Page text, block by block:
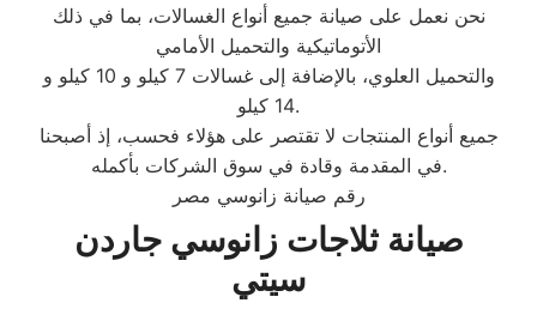
نحن نعمل على صيانة جميع أنواع الغسالات، بما في ذلك
الأتوماتيكية والتحميل الأمامي
والتحميل العلوي، بالإضافة إلى غسالات 7 كيلو و 10 كيلو و
14 كيلو.
جميع أنواع المنتجات لا تقتصر على هؤلاء فحسب، إذ أصبحنا
في المقدمة وقادة في سوق الشركات بأكمله.
رقم صيانة زانوسي مصر
صيانة ثلاجات زانوسي جاردن
سيتي